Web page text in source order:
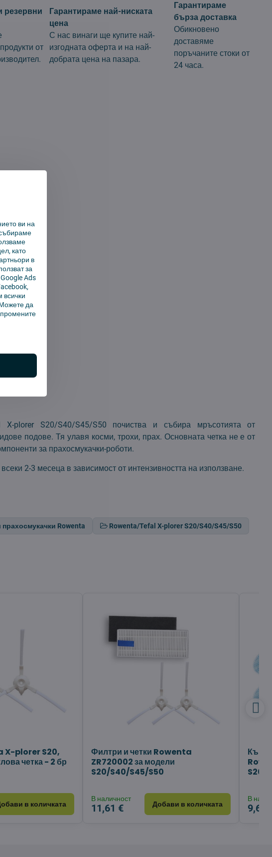
резервни
от
Гарантираме най-ниската
цена
С нас винаги ще купите най-
изгодната оферта и на най-
добрата цена на пазара.
Гарантираме
бърза доставка
Обикновено
доставяме
поръчаните стоки от
24 часа.
X-plorer S20/S40/S45/S50 почиства и събира мръсотията от
подове. Тя улавя косми, трохи, прах. Основната четка не е от
за прахосмукачки-роботи.
2-3 месеца в зависимост от интензивността на използване.
Rowenta Rowenta/Tefal X-plorer S20/S40/S45/S50
X-plorer S20,
четка - 2 бр
в количката
Филтри и четки Rowenta
ZR720002 за модели
S20/S40/S45/S50
В наличност
11,61 € Добави в количката
S20/
В
9,66
ви на
като
в
за
Ads
всички
да